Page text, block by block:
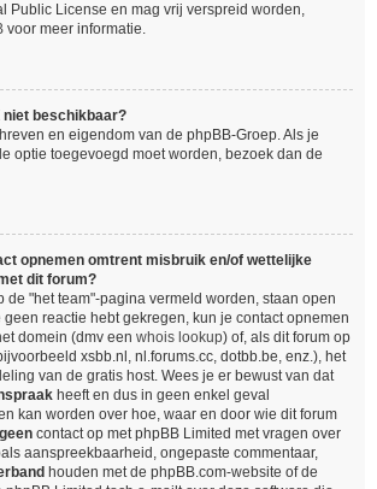
Public License en mag vrij verspreid worden,
voor meer informatie.
niet beschikbaar?
en eigendom van de phpBB-Groep. Als je
optie toegevoegd moet worden, bezoek dan de
opnemen omtrent misbruik en/of wettelijke
dit forum?
de "het team"-pagina vermeld worden, staan open
geen reactie hebt gekregen, kun je contact opnemen
domein (dmv een whois lookup) of, als dit forum op
xsbb.nl, nl.forums.cc, dotbb.be, enz.), het
van de gratis host. Wees je er bewust van dat
heeft en dus in geen enkel geval
kan worden over hoe, waar en door wie dit forum
geen contact op met phpBB Limited met vragen over
aanspreekbaarheid, ongepaste commentaar,
houden met de phpBB.com-website of de